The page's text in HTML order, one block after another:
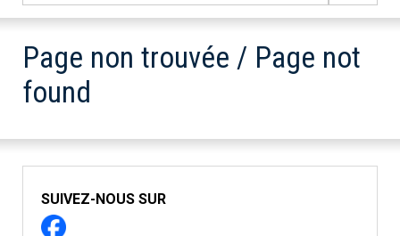
Page non trouvée / Page not
found
SUIVEZ-NOUS SUR